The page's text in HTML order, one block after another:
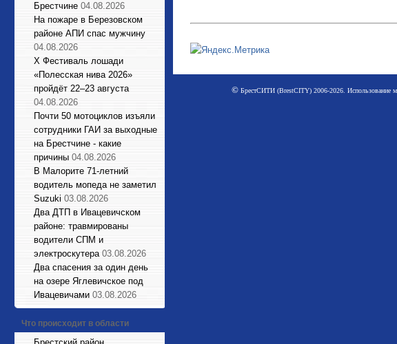
Брестчине 04.08.2026
На пожаре в Березовском
районе АПИ спас мужчину
04.08.2026
X Фестиваль лошади
«Полесская нива 2026»
пройдёт 22–23 августа
04.08.2026
Почти 50 мотоциклов изъяли
сотрудники ГАИ за выходные
на Брестчине - какие
причины 04.08.2026
В Малорите 71-летний
водитель мопеда не заметил
Suzuki 03.08.2026
Два ДТП в Ивацевичском
районе: травмированы
водители СПМ и
электроскутера 03.08.2026
Два спасения за один день
на озере Яглевичское под
Ивацевичами 03.08.2026
Что происходит в области
©БрестСИТИ (BrestCITY) 2006-2026. Использование